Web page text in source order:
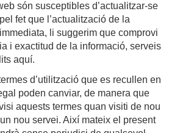
són susceptibles d’actualitzar-se
fet que l’actualització de la
li suggerim que comprovi
i exactitud de la informació, serveis
aquí.
d’utilització que es recullen en
poden canviar, de manera que
aquests termes quan visiti de nou
nou servei. Així mateix el present